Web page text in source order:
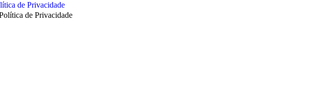
de Privacidade
de Privacidade